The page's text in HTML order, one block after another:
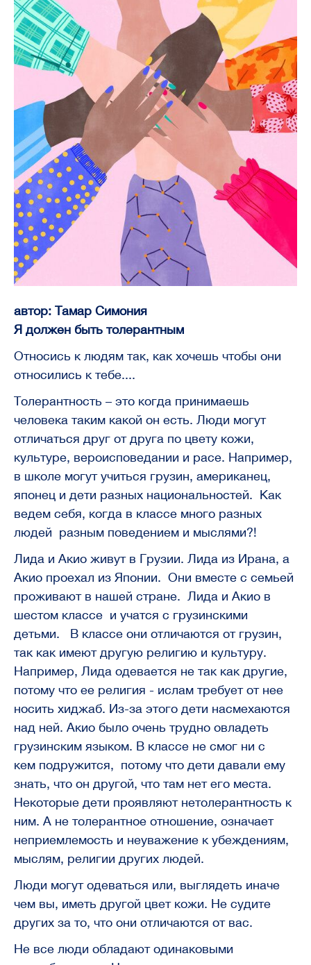
автор: Тамар Симония
Я должен быть толерантным
Относись к людям так, как хочешь чтобы они
относились к тебе....
Толерантность – это когда принимаешь
человека таким какой он есть. Люди могут
отличаться друг от друга по цвету кожи,
культуре, вероисповедании и расе. Например,
в школе могут учиться грузин, американец,
японец и дети разных национальностей. Как
ведем себя, когда в классе много разных
людей разным поведением и мыслями?!
Лида и Акио живут в Грузии. Лида из Ирана, а
Акио проехал из Японии. Они вместе с семьей
проживают в нашей стране. Лида и Акио в
шестом классе и учатся с грузинскими
детьми. В классе они отличаются от грузин,
так как имеют другую религию и культуру.
Например, Лида одевается не так как другие,
потому что ее религия - ислам требует от нее
носить хиджаб. Из-за этого дети насмехаются
над ней. Акио было очень трудно овладеть
грузинским языком. В классе не смог ни с
кем подружится, потому что дети давали ему
знать, что он другой, что там нет его места.
Некоторые дети проявляют нетолерантность к
ним. А не толерантное отношение, означает
неприемлемость и неуважение к убеждениям,
мыслям, религии других людей.
Люди могут одеваться или, выглядеть иначе
чем вы, иметь другой цвет кожи. Не судите
других за то, что они отличаются от вас.
Не все люди обладают одинаковыми